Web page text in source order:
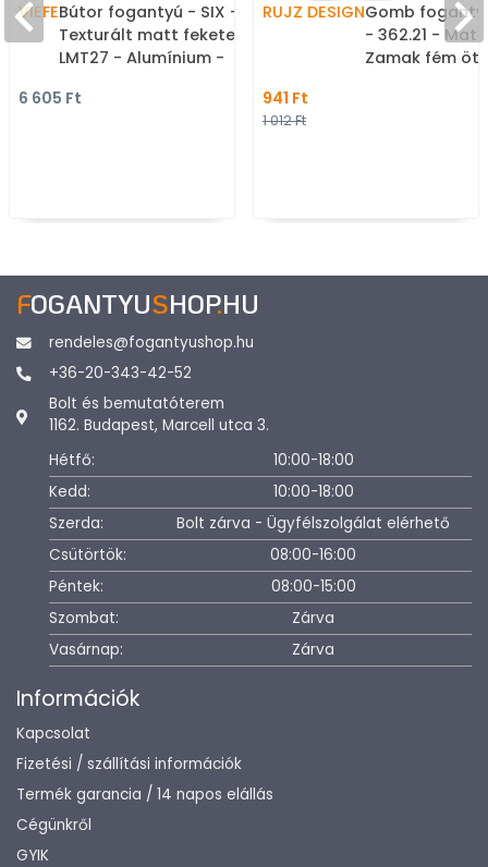
VIEFEBútor fogantyú - SIX -
Texturált matt fekete
LMT27 - Alumínium -
süllyeszthető színes fém
6 605 Ft
RUJZ DESIGNGomb
- 362.21 -
Zamak fém
941 Ft
1 012 Ft
FOGANTYUSHOP.HU
rendeles@fogantyushop.hu
+36-20-343-42-52
Bolt és bemutatóterem
1162. Budapest, Marcell utca 3.
Hétfő:
10:00-18:00
Kedd:
10:00-18:00
Szerda:
Bolt zárva - Ügyfélszolgálat elérhető
Csütörtök:
08:00-16:00
Péntek:
08:00-15:00
Szombat:
Zárva
Vasárnap:
Zárva
Információk
Kapcsolat
Fizetési / szállítási információk
Termék garancia / 14 napos elállás
Cégünkről
GYIK